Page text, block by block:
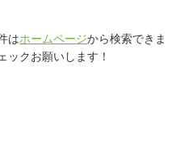
はホームページから検索できま
ックお願いします！